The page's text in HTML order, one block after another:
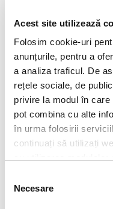
Acest site utilizează
Folosim cookie-uri
anunțurile, pentru a
a analiza traficul. De
rețele sociale, de
privire la modul în
pot combina cu alte
în urma folosirii
continuați să utilizați
consimțământului
Necesare
Protecție Smart
ESET HOME
Control Parental